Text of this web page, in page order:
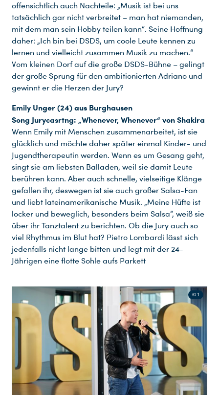
offensichtlich auch Nachteile: „Musik ist bei uns
tatsächlich gar nicht verbreitet – man hat niemanden,
mit dem man sein Hobby teilen kann“. Seine Hoffnung
daher: „Ich bin bei DSDS, um coole Leute kennen zu
lernen und vielleicht zusammen Musik zu machen.“
Vom kleinen Dorf auf die große DSDS-Bühne – gelingt
der große Sprung für den ambitionierten Adriano und
gewinnt er die Herzen der Jury?
Emily Unger (24) aus Burghausen
Song Jurycasrtng: „Whenever, Whenever“ von Shakira
Wenn Emily mit Menschen zusammenarbeitet, ist sie
glücklich und möchte daher später einmal Kinder- und
Jugendtherapeutin werden. Wenn es um Gesang geht,
singt sie am liebsten Balladen, weil sie damit Leute
berühren kann. Aber auch schnelle, vielseitige Klänge
gefallen ihr, deswegen ist sie auch großer Salsa-Fan
und liebt lateinamerikanische Musik. „Meine Hüfte ist
locker und beweglich, besonders beim Salsa“, weiß sie
über ihr Tanztalent zu berichten. Ob die Jury auch so
viel Rhythmus im Blut hat? Pietro Lombardi lässt sich
jedenfalls nicht lange bitten und legt mit der 24-
Jährigen eine flotte Sohle aufs Parkett
© 1